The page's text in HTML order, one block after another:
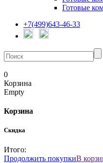
Готовые
+7(499)643-46-33
0
Корзина
Empty
Корзина
Скидка
Итого:
Продолжить покупкиВ